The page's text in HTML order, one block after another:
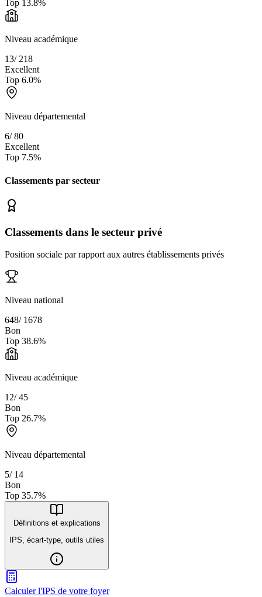
Top 13.8%
Niveau académique
13/218
Excellent
Top 6.0%
Niveau départemental
6/80
Excellent
Top 7.5%
Classements par secteur
Classements dans le secteur privé
Position sociale par rapport aux autres établissements privés
Niveau national
648/ 1678
Bon
Top 38.6%
Niveau académique
12/45
Bon
Top 26.7%
Niveau départemental
5/ 14
Bon
Top 35.7%
Définitions et explications
IPS, écart-type, outils utiles
Calculer l'IPS de votre foyer